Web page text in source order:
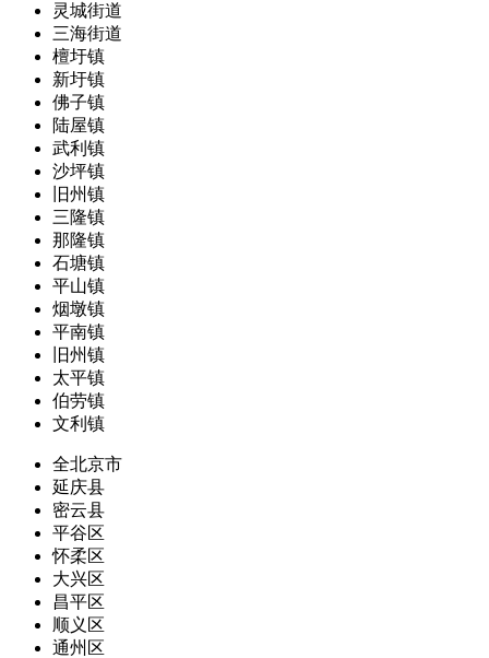
灵城街道
三海街道
檀圩镇
新圩镇
佛子镇
陆屋镇
武利镇
沙坪镇
旧州镇
三隆镇
那隆镇
石塘镇
平山镇
烟墩镇
平南镇
旧州镇
太平镇
伯劳镇
文利镇
全北京市
延庆县
密云县
平谷区
怀柔区
大兴区
昌平区
顺义区
通州区